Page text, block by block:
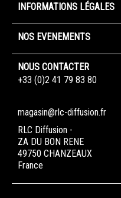
INFORMATIONS LÉGALES
NOS EVENEMENTS
NOUS CONTACTER
+33 (0)2 41 79 83 80
magasin@rlc-diffusion.fr
RLC Diffusion -
ZA DU BON RENE
49750 CHANZEAUX
France